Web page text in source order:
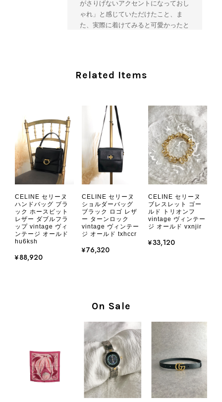
がさりげないアクセントになっておし
ゃれ」と感じていただけたこと、ま
た、実際に着けてみると可愛かったと
ご愛用いただけましたら幸いです。
談ください。 またご縁がございまし
たら、ぜひよろしくお願いいたしま
す。 VintageShop solo
2026/08/05
とても気に入りました、目立たないシャネルのロゴがとてもいい
です
心いたしました。 また、商品からヴ
ィンテージならではの上品な魅力を感
じていただけたようで、スタッフ一同
大変励みになります！ ぜひこれから
末永くご愛用いただけましたら幸いで
す。 また気になる商品やご不明な点
などございましたら、いつでもお気軽
にご相談ください。 またご縁がござ
いましたら、ぜひよろしくお願いいた
Related Items
CELINE セリーヌ
ハンドバッグ ブラ
ック ホースビット
レザー ダブルフラ
ップ vintage ヴィ
ンテージ オールド
hu6ksh
¥88,920
CELINE セリーヌ
ショルダーバッグ
ブラック ロゴ レザ
ー ターンロック
vintage ヴィンテー
ジ オールド txhccr
¥76,320
CELINE セリーヌ
ブレスレット ゴー
ルド トリオンフ
vintage ヴィンテー
ジ オールド vxnjir
¥33,120
On Sale